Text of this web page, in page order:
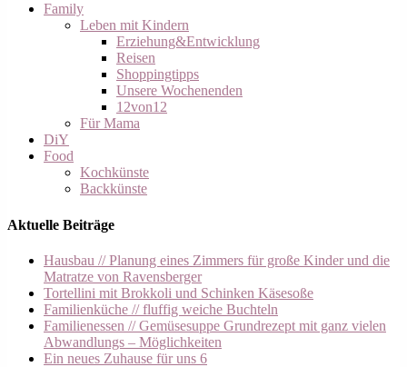
Family
Leben mit Kindern
Erziehung&Entwicklung
Reisen
Shoppingtipps
Unsere Wochenenden
12von12
Für Mama
DiY
Food
Kochkünste
Backkünste
Aktuelle Beiträge
Hausbau // Planung eines Zimmers für große Kinder und die
Matratze von Ravensberger
Tortellini mit Brokkoli und Schinken Käsesoße
Familienküche // fluffig weiche Buchteln
Familienessen // Gemüsesuppe Grundrezept mit ganz vielen
Abwandlungs – Möglichkeiten
Ein neues Zuhause für uns 6